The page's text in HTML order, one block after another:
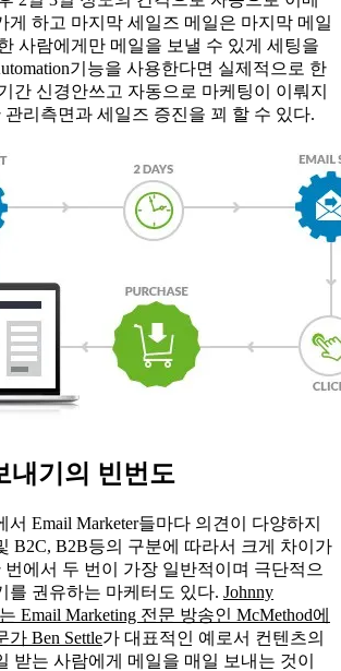
게 하고 마지막 세일즈 메일은 마지막 메일
사람에게만 메일을 보낼 수 있게 세팅을
기능을 사용한다면 실제적으로 한
간 신경안쓰고 자동으로 마케팅이 이뤄지
리측면과 세일즈 증진을 꾀 할 수 있다.
내기의 빈번도
Email Marketer들마다 의견이 다양하지
B2C, B2B등의 구분에 따라서 크게 차이가
번에서 두 번이 가장 일반적이며 극단적으
를 권유하는 마케터도 있다. Johnny
Email Marketing 전문 방송인 McMethod에
Ben Settle가 대표적인 예로서 컨텐츠의
받는 사람에게 메일을 매일 보내는 것이